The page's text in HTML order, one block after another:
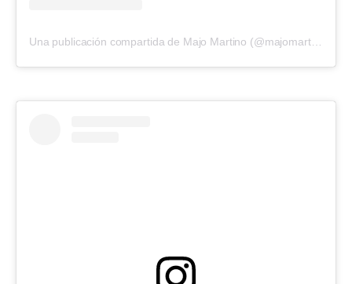
Una publicación compartida de Majo Martino (@majomartino)